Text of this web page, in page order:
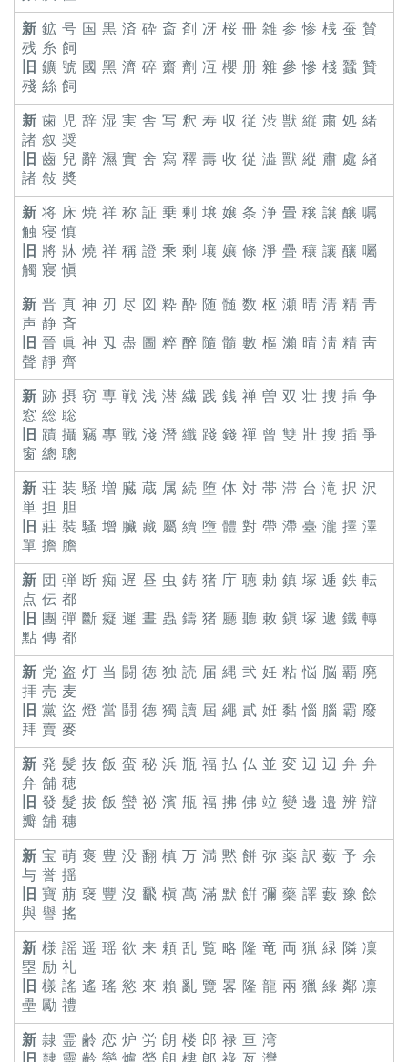
新 鉱 号 国 黒 済 砕 斎 剤 冴 桜 冊 雑 参 惨 桟 蚕 賛
残 糸 飼
旧 鑛 號 國 黑 濟 碎 齋 劑 冱 櫻 册 雜 參 慘 棧 蠶 贊
殘 絲 飼
新 歯 児 辞 湿 実 舎 写 釈 寿 収 従 渋 獣 縦 粛 処 緒
諸 叙 奨
旧 齒 兒 辭 濕 實 舍 寫 釋 壽 收 從 澁 獸 縱 肅 處 緖
諸 敍 奬
新 将 床 焼 祥 称 証 乗 剰 壌 嬢 条 浄 畳 穣 譲 醸 嘱
触 寝 慎
旧 將 牀 燒 祥 稱 證 乘 剩 壤 孃 條 淨 疊 穰 讓 釀 囑
觸 寢 愼
新 晋 真 神 刃 尽 図 粋 酔 随 髄 数 枢 瀬 晴 清 精 青
声 静 斉
旧 晉 眞 神 刄 盡 圖 粹 醉 隨 髓 數 樞 瀨 晴 淸 精 靑
聲 靜 齊
新 跡 摂 窃 専 戦 浅 潜 繊 践 銭 禅 曽 双 壮 捜 挿 争
窓 総 聡
旧 蹟 攝 竊 專 戰 淺 潛 纖 踐 錢 禪 曾 雙 壯 搜 插 爭
窗 總 聰
新 荘 装 騒 増 臓 蔵 属 続 堕 体 対 帯 滞 台 滝 択 沢
単 担 胆
旧 莊 裝 騷 增 臟 藏 屬 續 墮 體 對 帶 滯 臺 瀧 擇 澤
單 擔 膽
新 団 弾 断 痴 遅 昼 虫 鋳 猪 庁 聴 勅 鎮 塚 逓 鉄 転
点 伝 都
旧
團 彈 斷 癡 遲 晝 蟲 鑄 猪 廳 聽 敕 鎭 塚 遞 鐵 轉
點 傳 都
新 党 盗 灯 当 闘 徳 独 読 届 縄 弐 妊 粘 悩 脳 覇 廃
拝 売 麦
旧 黨 盜 燈 當 鬪 德 獨 讀 屆 繩 貳 姙 黏 惱 腦 霸 廢
拜 賣 麥
新 発 髪 抜 飯 蛮 秘 浜 瓶 福 払 仏 並 変 辺 辺 弁 弁
弁 舗 穂
旧 發 髮 拔 飯 蠻 祕 濱 甁 福 拂 佛 竝 變 邊 邉 辨 辯
瓣 舖 穗
新 宝 萌 褒 豊 没 翻 槙 万 満 黙 餅 弥 薬 訳 薮 予 余
与 誉 揺
旧 寶 萠 襃 豐 沒 飜 槇 萬 滿 默 餠 彌 藥 譯 藪 豫 餘
與 譽 搖
新 様 謡 遥 瑶 欲 来 頼 乱 覧 略 隆 竜 両 猟 緑 隣 凜
塁 励 礼
旧 樣 謠 遙 瑤 慾 來 賴 亂 覽 畧 隆 龍 兩 獵 綠 鄰 凛
壘 勵 禮
新 隷 霊 齢 恋 炉 労 朗 楼 郎 禄 亘 湾